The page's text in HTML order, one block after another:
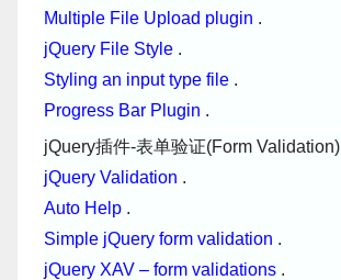
Multiple File Upload plugin .
jQuery File Style .
Styling an input type file .
Progress Bar Plugin .
jQuery插件-表单验证(Form Validation)
jQuery Validation .
Auto Help .
Simple jQuery form validation .
jQuery XAV – form validations .